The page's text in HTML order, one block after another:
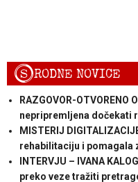
SRODNE NOVICE
RAZGOVOR-OTVORENO
nepripremljena dočekati
MISTERIJ
rehabilitaciju i pomagala
INTERVJU – IVANA
preko veze tražiti